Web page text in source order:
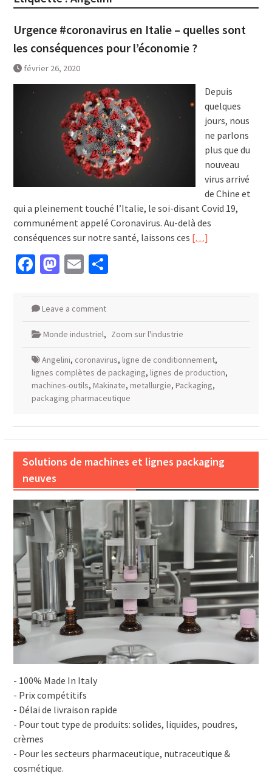
Urgence #coronavirus en Italie – quelles sont
les conséquences pour l’économie ?
février 26, 2020
Depuis
quelques
jours, nous
ne parlons
plus que du
nouveau
virus arrivé
de Chine et
qui a pleinement touché l’Italie, le soi-disant Covid 19,
communément appelé Coronavirus. Au-delà des
conséquences sur notre santé, laissons ces […]
Facebook
Mastodon
EmailPartager
Leave a comment
Monde industriel, Zoom sur l'industrie
Angelini, coronavirus, ligne de conditionnement,
lignes complètes de packaging, lignes de production,
machines-outils, Makinate, metallurgie, Packaging,
packaging pharmaceutique
Solutions de machines et lignes packaging
neuves
- 100% Made In Italy
- Prix compétitifs
- Délai de livraison rapide
- Pour tout type de produits: solides, liquides, poudres,
crèmes
- Pour les secteurs pharmaceutique, nutraceutique &
cosmétique.